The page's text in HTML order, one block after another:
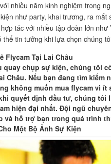
nhiều năm kinh nghiệm trong
như party, khai trương, ra mắt
tác với nhiều tập đoàn lớn như
thể tin tưởng khi lựa chọn chúng
Flycam Tại Lai Châu
quay chụp sự kiện, chúng tôi
Châu. Nếu bạn đang tìm kiếm
không muốn mua flycam vì
quyết định đầu tư, chúng tôi
hiện đại nhất. Đội ngũ
và hỗ trợ bạn trong quá trình
Một Bộ Ảnh Sự Kiện